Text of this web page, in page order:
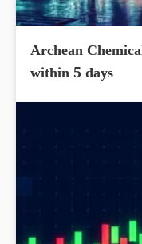
Archean
within 5 days